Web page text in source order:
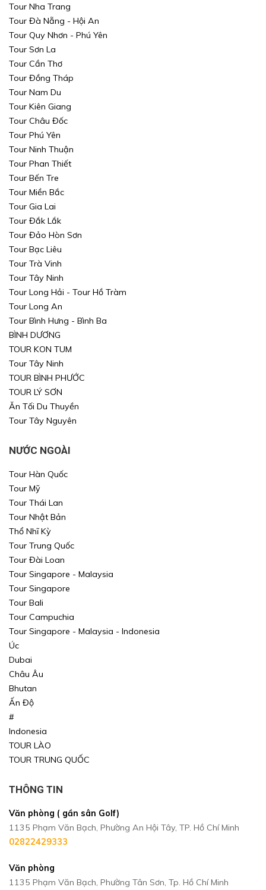
Tour Nha Trang
Tour Đà Nẵng - Hội An
Tour Quy Nhơn - Phú Yên
Tour Sơn La
Tour Cần Thơ
Tour Đồng Tháp
Tour Nam Du
Tour Kiên Giang
Tour Châu Đốc
Tour Phú Yên
Tour Ninh Thuận
Tour Phan Thiết
Tour Bến Tre
Tour Miền Bắc
Tour Gia Lai
Tour Đắk Lắk
Tour Đảo Hòn Sơn
Tour Bạc Liêu
Tour Trà Vinh
Tour Tây Ninh
Tour Long Hải - Tour Hồ Tràm
Tour Long An
Tour Bình Hưng - Bình Ba
BÌNH DƯƠNG
TOUR KON TUM
Tour Tây Ninh
TOUR BÌNH PHƯỚC
TOUR LÝ SƠN
Ăn Tối Du Thuyền
Tour Tây Nguyên
NƯỚC NGOÀI
Tour Hàn Quốc
Tour Mỹ
Tour Thái Lan
Tour Nhật Bản
Thổ Nhĩ Kỳ
Tour Trung Quốc
Tour Đài Loan
Tour Singapore - Malaysia
Tour Singapore
Tour Bali
Tour Campuchia
Tour Singapore - Malaysia - Indonesia
Úc
Dubai
Châu Âu
Bhutan
Ấn Độ
#
Indonesia
TOUR LÀO
TOUR TRUNG QUỐC
THÔNG TIN
Văn phòng ( gần sân Golf)
1135 Phạm Văn Bạch, Phường An Hội Tây, TP. Hồ Chí Minh
02822429333
Văn phòng
1135 Phạm Văn Bạch, Phường Tân Sơn, Tp. Hồ Chí Minh